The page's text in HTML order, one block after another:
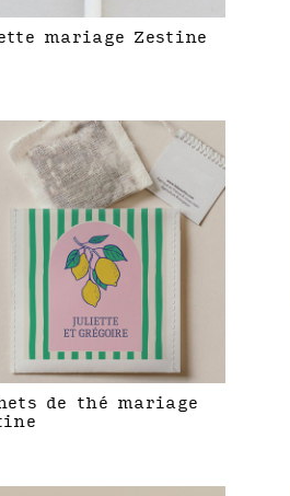
mariage Zestine
de thé mariage